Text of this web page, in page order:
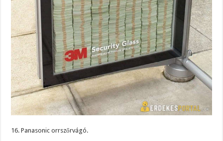
16. Panasonic orrszőrvágó.